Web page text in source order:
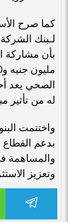
كما صرح
الصحي يعد
له من تأثير
واختتمت
بدعم القطاع
والمساهمة
وتعزيز